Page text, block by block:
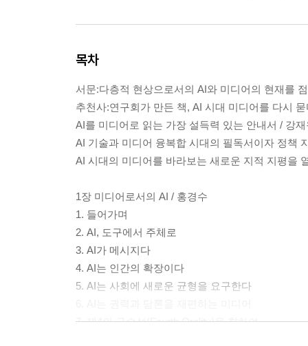
목차
서문:다층적 현상으로서의 AI와 미디어의 현재를
추천사:연구회가 만든 책, AI 시대 미디어를 다시
AI를 미디어로 읽는 가장 설득력 있는 안내서 / 강재
AI 기술과 미디어 융복합 시대의 필독서이자 정책
AI 시대의 미디어를 바라보는 새로운 지적 지평을
1장 미디어로서의 AI / 홍경수
1. 들어가며
2. AI, 도구에서 주체로
3. AI가 메시지다
4. AI는 인간의 확장이다
5. AI는 사회에 새로운 균형을 요구한다
7. 제4의 구술성(Fourth Orality)을 향하여